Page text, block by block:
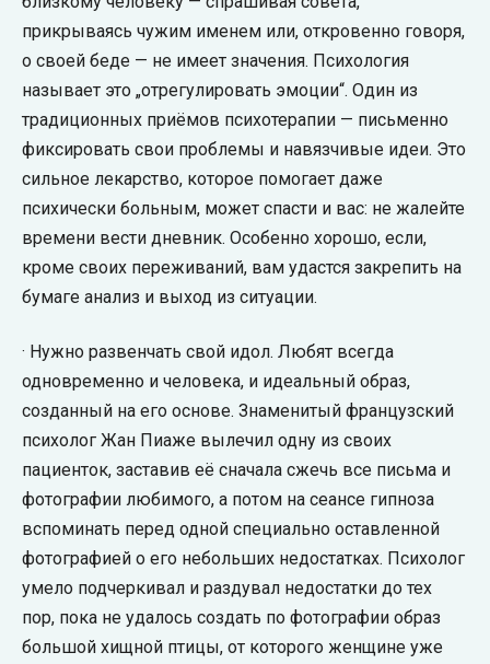
прикрываясь чужим именем или, откровенно говоря,
о своей беде — не имеет значения. Психология
называет это „отрегулировать эмоции“. Один из
традиционных приёмов психотерапии — письменно
фиксировать свои проблемы и навязчивые идеи. Это
сильное лекарство, которое помогает даже
психически больным, может спасти и вас: не жалейте
времени вести дневник. Особенно хорошо, если,
кроме своих переживаний, вам удастся закрепить на
бумаге анализ и выход из ситуации.
· Нужно развенчать свой идол. Любят всегда
одновременно и человека, и идеальный образ,
созданный на его основе. Знаменитый французский
психолог Жан Пиаже вылечил одну из своих
пациенток, заставив её сначала сжечь все письма и
фотографии любимого, а потом на сеансе гипноза
вспоминать перед одной специально оставленной
фотографией о его небольших недостатках. Психолог
умело подчеркивал и раздувал недостатки до тех
пор, пока не удалось создать по фотографии образ
большой хищной птицы, от которого женщине уже